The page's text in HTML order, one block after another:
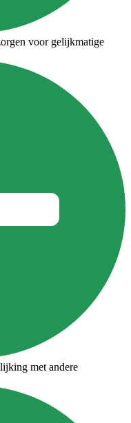
voor gelijkmatige
met andere